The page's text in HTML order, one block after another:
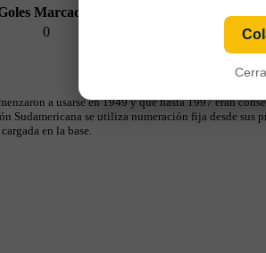
Marcados
0
a usarse en 1949 y que hasta 1997 eran
Sudamericana se utiliza numeración fija desde
en la base.